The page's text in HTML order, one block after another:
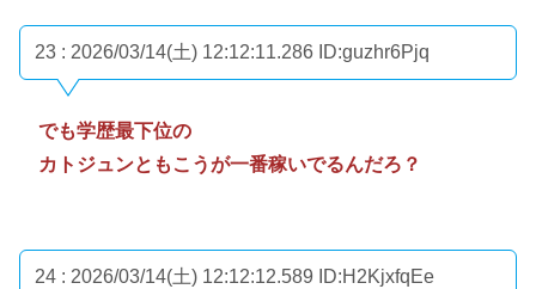
23 : 2026/03/14(土) 12:12:11.286 ID:guzhr6Pjq
でも学歴最下位の
カトジュンともこうが一番稼いでるんだろ？
24 : 2026/03/14(土) 12:12:12.589 ID:H2KjxfqEe